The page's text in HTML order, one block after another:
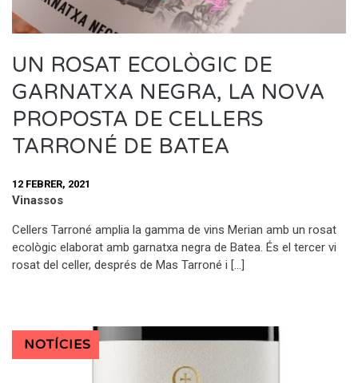
UN ROSAT ECOLÒGIC DE
GARNATXA NEGRA, LA NOVA
PROPOSTA DE CELLERS
TARRONÉ DE BATEA
12 FEBRER, 2021
Vinassos
Cellers Tarroné amplia la gamma de vins Merian amb un rosat
ecològic elaborat amb garnatxa negra de Batea. És el tercer vi
rosat del celler, després de Mas Tarroné i […]
NOTÍCIES